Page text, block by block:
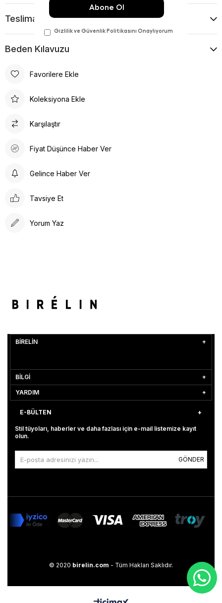
Teslimat Ve İade Koşulları
Beden Kılavuzu
Favorilere Ekle
Koleksiyona Ekle
Karşılaştır
Fiyat Düşünce Haber Ver
Gelince Haber Ver
Tavsiye Et
Yorum Yaz
BİRELİN
BİLGİ
YARDIM
E-BÜLTEN
Stil tüyoları, haberler ve daha fazlası için e-mail listemize kayıt
olun.
GÖNDER
© 2020 birelin.com - Tüm Hakları Saklıdır.